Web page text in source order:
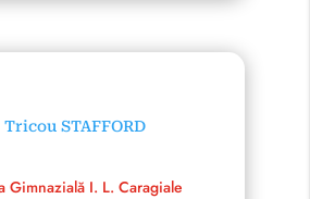
Gimnazială I. L. Caragiale